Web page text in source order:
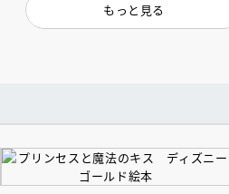
もっと見る
オンライン